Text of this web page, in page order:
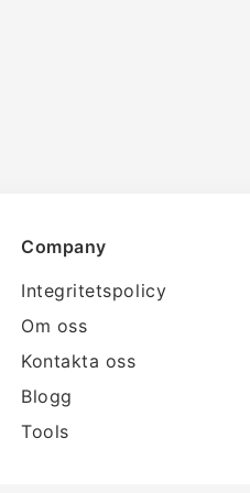
Company
Integritetspolicy
Om oss
Kontakta oss
Blogg
Tools